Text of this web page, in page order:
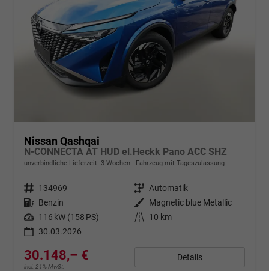
Nissan Qashqai
N-CONNECTA AT HUD el.Heckk Pano ACC SHZ
unverbindliche Lieferzeit: 3 Wochen Fahrzeug mit Tageszulassung
Fahrzeugnr. 134969 Getriebe Automatik
Kraftstoff Benzin Außenfarbe Magnetic blue Metallic
Leistung 116 kW (158 PS) Kilometerstand
10 km
30.03.2026
30.148,– €
incl. 21% MwSt.
Details